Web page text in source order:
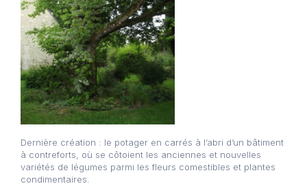
Dernière création : le potager en carrés à l’abri d’un bâtiment
à contreforts, où se côtoient les anciennes et nouvelles
variétés de légumes parmi les fleurs comestibles et plantes
condimentaires.